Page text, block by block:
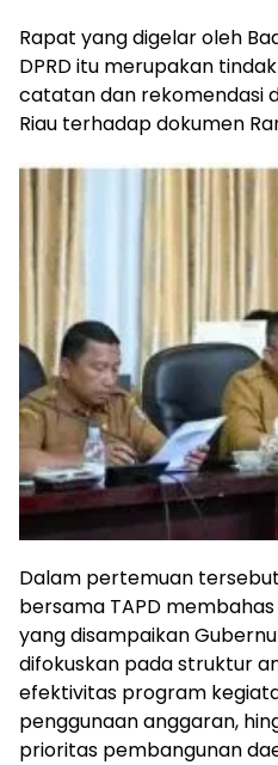
Rapat yang digelar oleh
DPRD itu merupakan
catatan dan rekomendasi
Riau terhadap dokumen
Dalam pertemuan
bersama TAPD
yang disampaikan
difokuskan pada struktur
efektivitas program
penggunaan anggaran,
prioritas pembangunan